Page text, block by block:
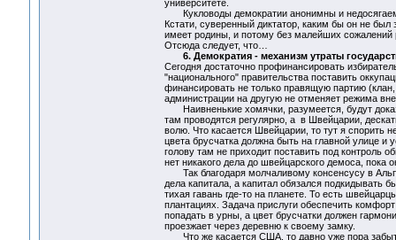
университете.
Кукловоды демократии анонимны и
Кстати, суверенный диктатор, каким бы он не
имеет родины, и потому без малейших сожалений
Отсюда следует, что…
6. Демократия - механизм утраты
Сегодня достаточно профинансировать
"национального" правительства поставить
финансировать не только правящую партию
администрации на другую не отменяет режима
Наивненькие хомячки, разумеется, будут
там проводятся регулярно, а в Швейцарии,
волю. Что касается Швейцарии, то тут я спорить
цвета брусчатка должна быть на главной улице
голову там не приходит поставить под контроль
нет никакого дела до швейцарского демоса, пока
Так благодаря молчаливому консенсусу в
дела капитала, а капитал обязался подкидывать
тихая гавань где-то на планете. То есть
плантациях. Задача прислуги обеспечить
попадать в урны, а цвет брусчатки должен
проезжает через деревню к своему замку.
Что же касается США, то давно уже пора